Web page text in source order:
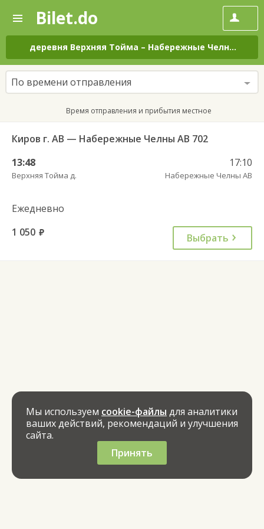
—
Поиск
и
покупка
билетов
на
автобус
онлайн
Bilet.do
деревня Верхняя Тойма – Набережные Челны
По времени отправления
Время отправления и прибытия местное
Киров г. АВ — Набережные Челны АВ 702
13:48
Верхняя Тойма д.
17:10
Набережные Челны АВ
Ежедневно
1 050 руб. Выбрать
Мы используем cookie-файлы для аналитики
ваших действий, рекомендаций и улучшения
сайта.
Принять